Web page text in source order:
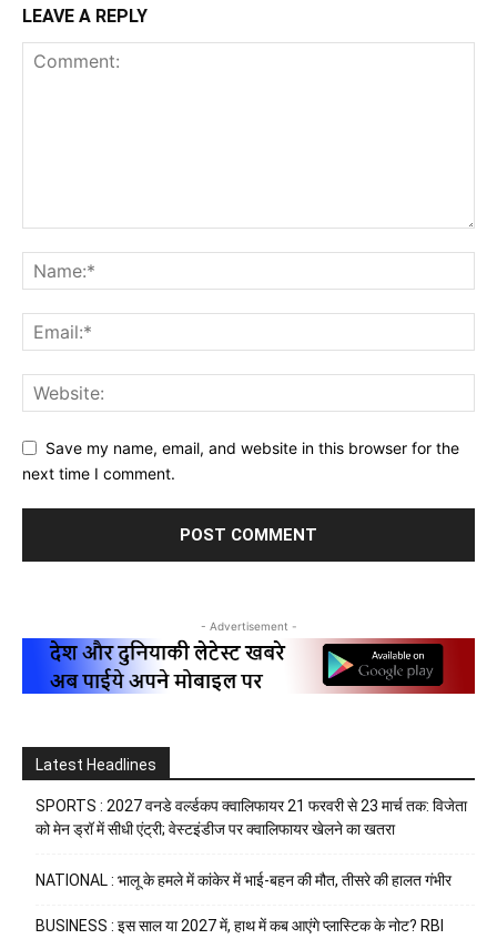
LEAVE A REPLY
Save my name, email, and website in this browser for the
next time I comment.
- Advertisement -
Latest Headlines
SPORTS : 2027 वनडे वर्ल्डकप क्वालिफायर 21 फरवरी से 23 मार्च तक: विजेता
को मेन ड्रॉ में सीधी एंट्री; वेस्टइंडीज पर क्वालिफायर खेलने का खतरा
NATIONAL : भालू के हमले में कांकेर में भाई-बहन की मौत, तीसरे की हालत गंभीर
BUSINESS : इस साल या 2027 में, हाथ में कब आएंगे प्लास्टिक के नोट? RBI